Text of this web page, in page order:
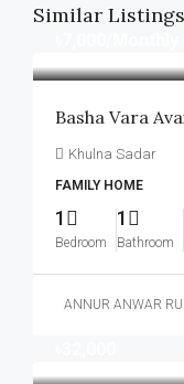
Similar Listings
Basha Vara
Khulna Sadar
FAMILY HOME
1
Bedroom
1
Bathroom
ANNUR ANWAR